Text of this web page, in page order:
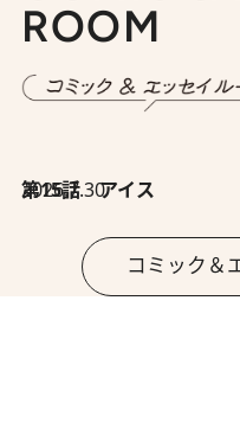
ROOM
2026.7.30
第15話 アイス
コミック＆